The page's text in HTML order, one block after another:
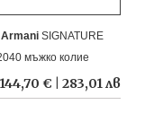
SIGNATURE
мъжко колие
144,70 € | 283,01 лв